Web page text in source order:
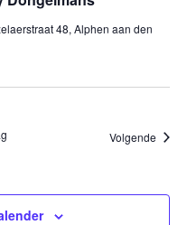
48, Alphen aan den
Volgende